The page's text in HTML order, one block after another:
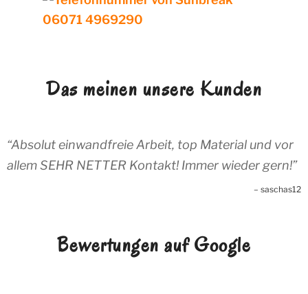
Das meinen unsere Kunden
Absolut einwandfreie Arbeit, top Material und vor
allem SEHR NETTER Kontakt! Immer wieder gern!
saschas12
Bewertungen auf Google